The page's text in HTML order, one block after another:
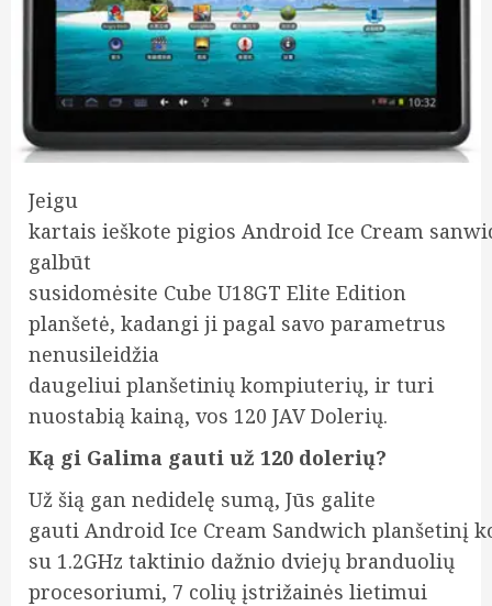
Jeigu
kartais ieškote pigios Android Ice Cream
galbūt
susidomėsite Cube U18GT Elite Edition
planšetė, kadangi ji pagal savo parametrus
nenusileidžia
daugeliui planšetinių kompiuterių, ir turi
nuostabią kainą, vos 120 JAV Dolerių.
Ką gi Galima gauti už 120 dolerių?
Už šią gan nedidelę sumą, Jūs galite
gauti Android Ice Cream Sandwich planšetinį
su 1.2GHz taktinio dažnio dviejų branduolių
procesoriumi, 7 colių įstrižainės lietimui